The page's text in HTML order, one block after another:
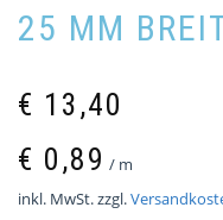
25 MM
€ 13,40
€ 0,89 / m
inkl. MwSt.zzgl.